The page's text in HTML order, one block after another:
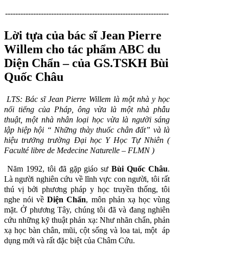
----------------------------------------------------------------
Lời tựa của bác sĩ Jean Pierre
Willem cho tác phẩm ABC du
Diện Chẩn – của GS.TSKH Bùi
Quốc Châu
LTS: Bác sĩ Jean Pierre Willem là một nhà y học
nổi tiếng của Pháp, ông vừa là một nhà phẫu
thuật, một nhà nhân loại học vừa là người sáng
lập hiệp hội “ Những thày thuốc chân đất” và là
hiệu trưởng trường Đại học Y Học Tự Nhiên (
Faculté libre de Medecine Naturelle – FLMN )
Năm 1992, tôi đã gặp giáo sưBùi Quốc Châu.
Là người nghiên cứu về lĩnh vực con người, tôi rất
thú vị bởi phương pháp y học truyền thống, tôi
nghe nói vềDiện Chẩn, môn phản xạ học vùng
mặt. Ở phương Tây, chúng tôi đã và đang nghiên
cứu những kỹ thuật phản xạ: Như nhãn chẩn, phản
xạ học bàn chân, mũi, cột sống và loa tai, một áp
dụng mới và rất đặc biệt của Châm Cứu.